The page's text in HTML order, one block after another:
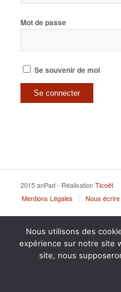
Mot de passe
Se souvenir de moi
2015 anPad - RéalisationTicoët
Mentions Légales
Nous écrire
Nous utilisons des
expérience sur notre site
site, nous